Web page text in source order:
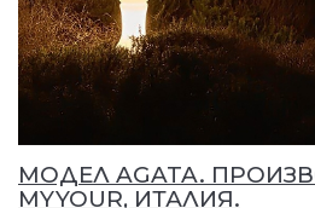
МОДЕЛ AGATA.
MYYOUR, ИТАЛИЯ.